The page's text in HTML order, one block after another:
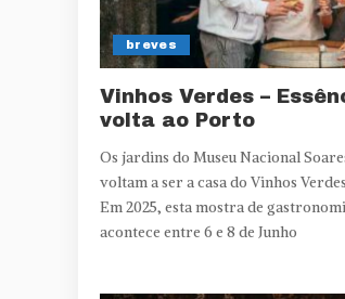
breves
Vinhos Verdes –
volta ao Porto
Os jardins do Museu Nacional
voltam a ser a casa do Vinhos
Em 2025, esta mostra de
acontece entre 6 e 8 de Junho